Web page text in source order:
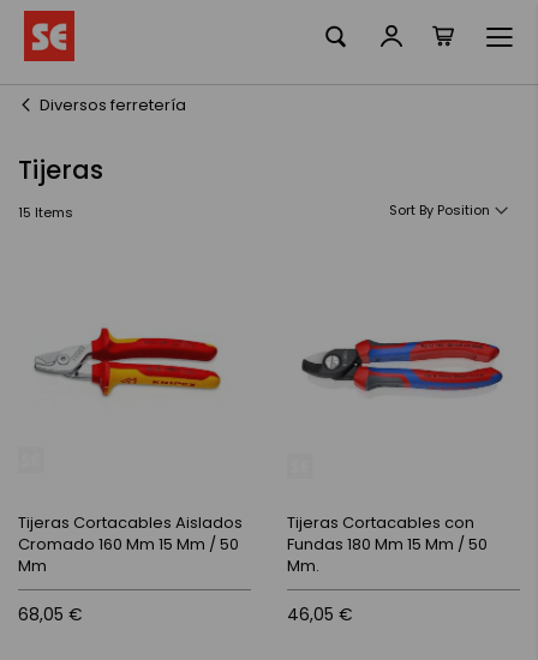
Content
Diversos ferretería
Tijeras
15 Items Sort By
Tijeras Cortacables Aislados
Cromado 160 Mm 15 Mm / 50
Mm
68,05 €
Tijeras Cortacables con
Fundas 180 Mm 15 Mm / 50
Mm.
46,05 €